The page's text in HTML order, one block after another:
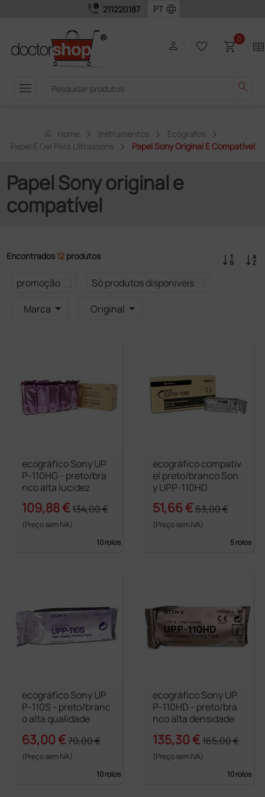
call_quality 211220187 language
menu search
person favorite_border shopping_cart0 two_pager
home Home Instrumentos
Ecógrafos
Papel E Gel Para Ultrassons
Papel Sony Original E Compatível
Papel Sony original e
compatível
Encontrados 12 produtos
promoção
Só produtos disponíveis
Marca
Original
ecográfico Sony UP
P-110HG - preto/bra
nco alta lucidez
109,88 €134,00 €
(Preço sem IVA)
10 rolos
ecográfico compatív
el preto/branco Son
y UPP-110HD
51,66 €63,00 €
(Preço sem IVA)
5 rolos
ecográfico Sony UP
P-110S - preto/branc
o alta qualidade
63,00 €70,00 €
(Preço sem IVA)
10 rolos
ecográfico Sony UP
P-110HD - preto/bra
nco alta densidade
135,30 €165,00 €
(Preço sem IVA)
10 rolos